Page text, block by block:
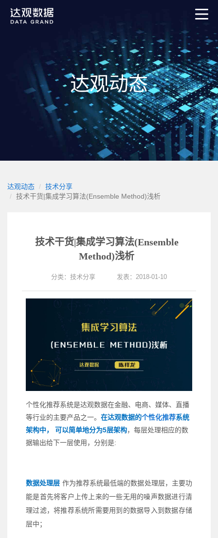
达观动态
达观动态
技术分享
技术干货|集成学习算法(Ensemble Method)浅析
技术干货|集成学习算法(Ensemble
Method)浅析
分类： 技术分享 发表：2018-01-10
个性化推荐系统是达观数据在金融、电商、媒体、直播
等行业的主要产品之一。 在达观数据的个性化推荐系统
架构中， 可以简单地分为5层架构，每层处理相应的数
据输出给下一层使用，分别是:
数据处理层 作为推荐系统最低端的数据处理层，主要功
能是首先将客户上传上来的一些无用的噪声数据进行清
理过滤，将推荐系统所需要用到的数据导入到数据存储
层中；